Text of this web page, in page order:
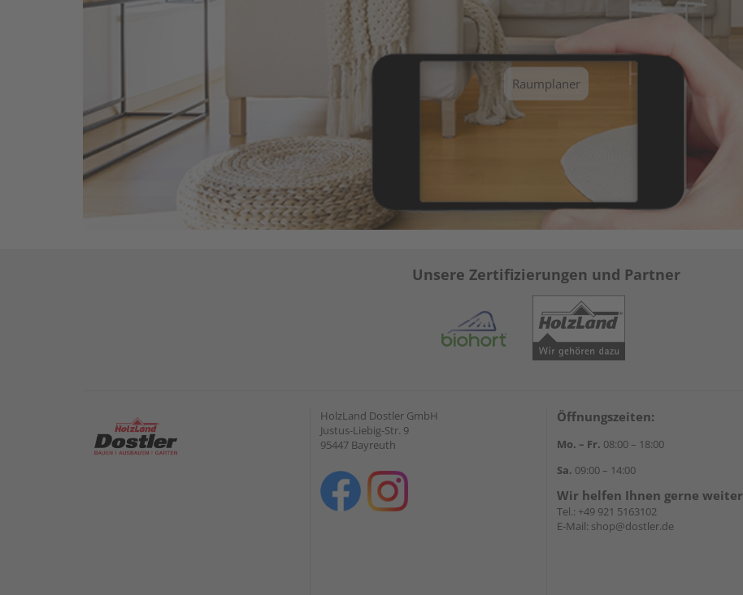
Raumplaner
Unsere Zertifizierungen und Partner
HolzLand Dostler GmbH
Justus-Liebig-Str. 9
95447 Bayreuth
Öffnungszeiten:
Mo. – Fr. 08:00 – 18:00
Sa. 09:00 – 14:00
Wir helfen Ihnen gerne weiter
Tel.: +49 921 5163102
E-Mail: shop@dostler.de